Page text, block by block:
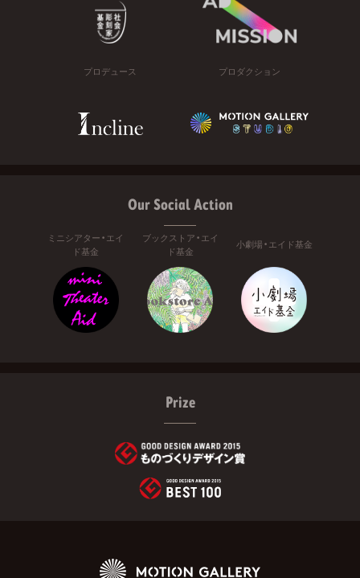
プロデュース プロダクション
Our Social Action
ミニシアター・エイ
ド基金
ブックストア・エイ
ド基金
小劇場・エイド基金
Prize